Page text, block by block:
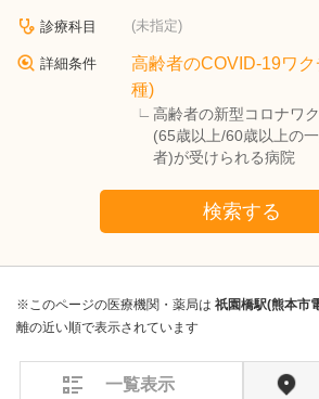
診療科目 (未指定)
詳細条件
高齢者のCOVID-19ワ
種)
高齢者の新型コロナワ
(65歳以上/60歳以上の
者)が受けられる病院
検索する
※このページの医療機関・薬局は 祇園橋駅(熊本市
離の近い順で表示されています
一覧表示